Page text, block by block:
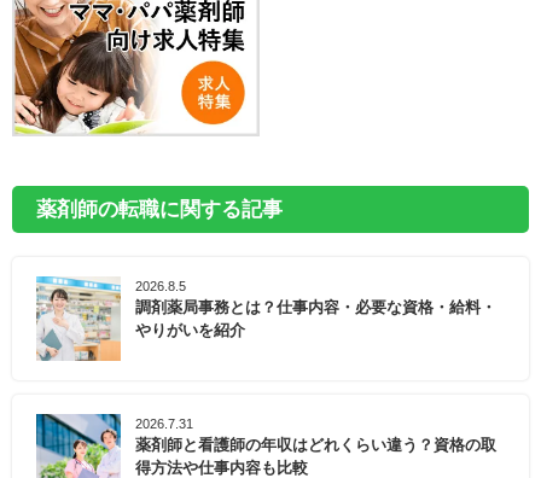
薬剤師の転職に関する記事
2026.8.5
調剤薬局事務とは？仕事内容・必要な資格・給料・
やりがいを紹介
2026.7.31
薬剤師と看護師の年収はどれくらい違う？資格の取
得方法や仕事内容も比較